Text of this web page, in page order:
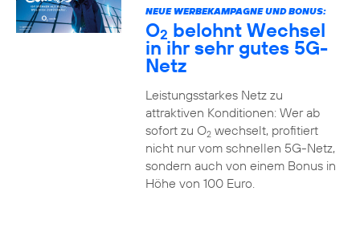
NEUE WERBEKAMPAGNE UND BONUS:
O2 belohnt Wechsel
in ihr sehr gutes 5G-
Netz
Leistungsstarkes Netz zu
attraktiven Konditionen: Wer ab
sofort zu O2wechselt, profitiert
nicht nur vom schnellen 5G-Netz,
sondern auch von einem Bonus in
Höhe von 100 Euro.